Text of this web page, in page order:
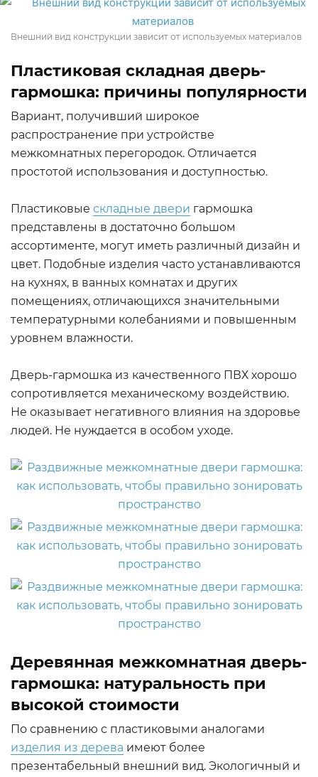
Внешний вид конструкции зависит от используемых материалов
Пластиковая складная дверь-
гармошка: причины популярности
Вариант, получивший широкое
распространение при устройстве
межкомнатных перегородок. Отличается
простотой использования и доступностью.
Пластиковые складные двери гармошка
представлены в достаточно большом
ассортименте, могут иметь различный дизайн и
цвет. Подобные изделия часто устанавливаются
на кухнях, в ванных комнатах и других
помещениях, отличающихся значительными
температурными колебаниями и повышенным
уровнем влажности.
Дверь-гармошка из качественного ПВХ хорошо
сопротивляется механическому воздействию.
Не оказывает негативного влияния на здоровье
людей. Не нуждается в особом уходе.
Деревянная межкомнатная дверь-
гармошка: натуральность при
высокой стоимости
По сравнению с пластиковыми аналогами
изделия из дерева имеют более
презентабельный внешний вид. Экологичный и